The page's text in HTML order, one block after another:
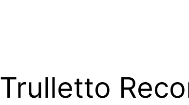
Trulletto